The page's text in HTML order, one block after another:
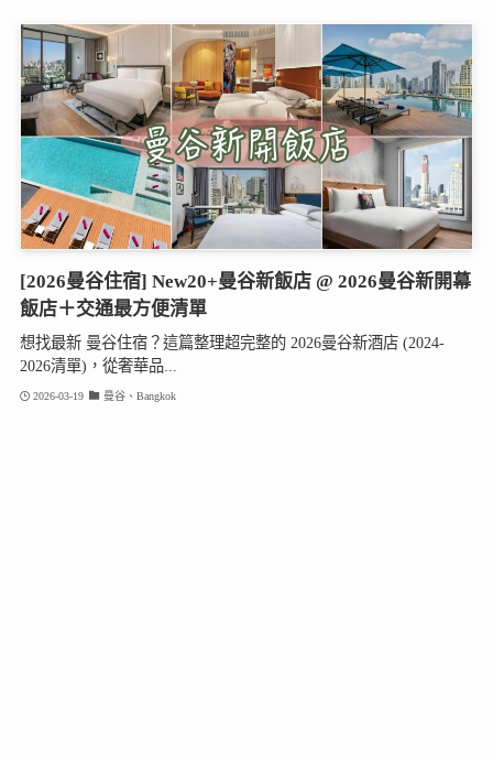
[2026曼谷住宿] New20+曼谷新飯店 @ 2026曼谷新開幕
飯店＋交通最方便清單
想找最新 曼谷住宿？這篇整理超完整的 2026曼谷新酒店 (2024-
2026清單)，從奢華品...
2026-03-19 曼谷、Bangkok